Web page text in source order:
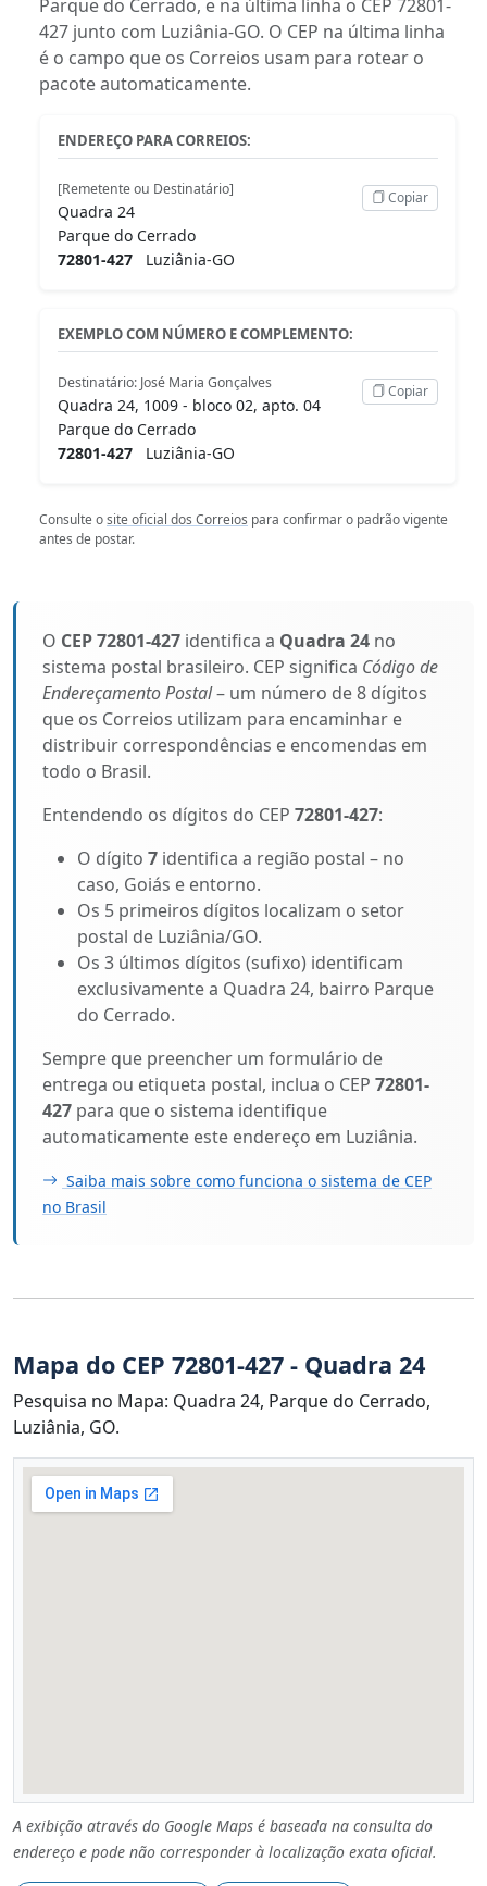
Parque do Cerrado, e na última linha o CEP 72801-
427 junto com Luziânia-GO. O CEP na última linha
é o campo que os Correios usam para rotear o
pacote automaticamente.
ENDEREÇO PARA CORREIOS:
[Remetente ou Destinatário]
Quadra 24
Parque do Cerrado
72801-427 Luziânia-GO
Copiar
EXEMPLO COM NÚMERO E COMPLEMENTO:
Destinatário: José Maria Gonçalves
Quadra 24, 1009 - bloco 02, apto. 04
Parque do Cerrado
72801-427 Luziânia-GO
Copiar
Consulte osite oficial dos Correios para confirmar o padrão vigente
antes de postar.
O CEP 72801-427 identifica a Quadra 24 no
sistema postal brasileiro. CEP significa Código de
Endereçamento Postal– um número de 8 dígitos
que os Correios utilizam para encaminhar e
distribuir correspondências e encomendas em
todo o Brasil.
Entendendo os dígitos do CEP 72801-427:
O dígito 7 identifica a região postal – no
caso, Goiás e entorno.
Os 5 primeiros dígitos localizam o setor
postal de Luziânia/GO.
Os 3 últimos dígitos (sufixo) identificam
exclusivamente a Quadra 24, bairro Parque
do Cerrado.
Sempre que preencher um formulário de
entrega ou etiqueta postal, inclua o CEP 72801-
427 para que o sistema identifique
automaticamente este endereço em Luziânia.
Saiba mais sobre como funciona o sistema de CEP
no Brasil
Mapa do CEP 72801-427 - Quadra 24
Pesquisa no Mapa: Quadra 24, Parque do Cerrado,
Luziânia, GO.
A exibição através do Google Maps é baseada na consulta do
endereço e pode não corresponder à localização exata oficial.